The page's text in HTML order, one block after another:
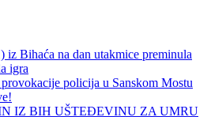
iz Bihaća na dan utakmice preminula
igra
policija u Sanskom Mostu
IZ BIH UŠTEĐEVINU ZA UMRU